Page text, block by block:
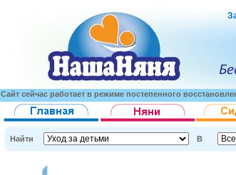
Сайт сейчас работает в режиме постепенного
Найти В